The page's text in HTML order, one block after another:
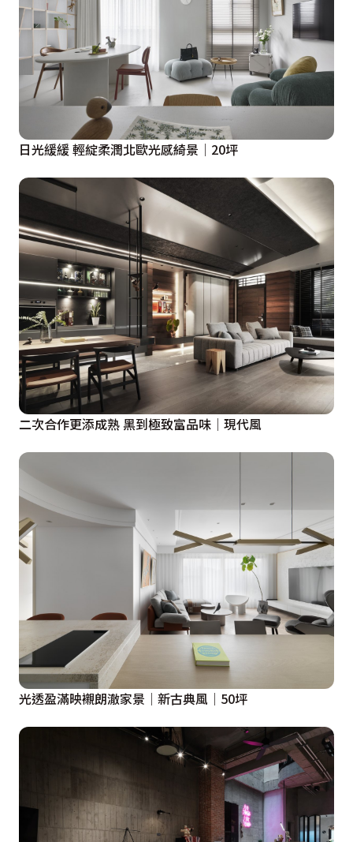
日光緩緩 輕綻柔潤北歐光感綺景│20坪
二次合作更添成熟 黑到極致富品味│現代風
光透盈滿映襯朗澈家景│新古典風│50坪